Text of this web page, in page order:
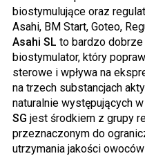
biostymulujące oraz
Asahi, BM Start, Goteo,
Asahi SL to bardzo
biostymulator, który
sterowe i wpływa na
na trzech substancjach
naturalnie występujących
SG jest środkiem z grupy
przeznaczonym do
utrzymania jakości